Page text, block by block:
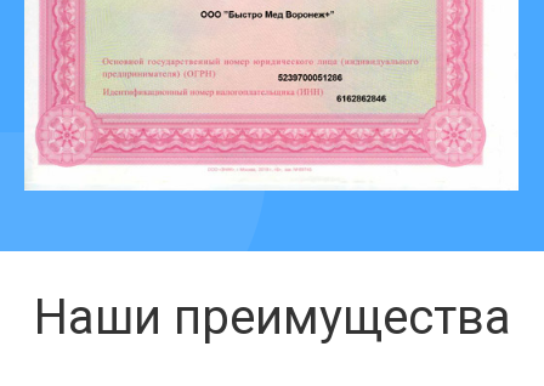
Наши преимущества